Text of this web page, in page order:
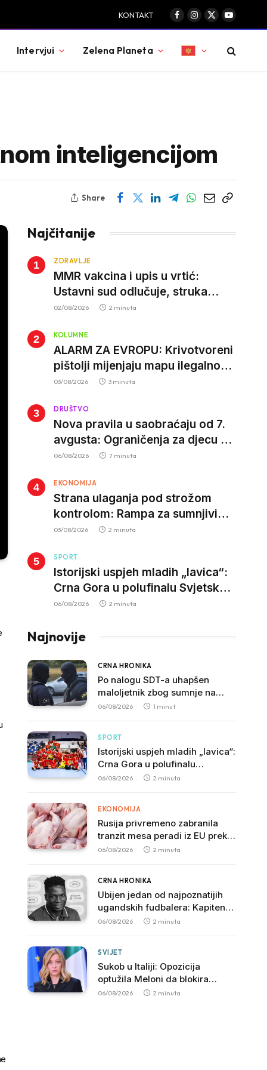
KONTAKT
Facebook
Instagram
X
(Twitter)
YouTube
Intervjui Zelena Planeta
inteligencijom
Share
Najčitanije
ZDRAVLJE
MMR vakcina i upis u vrtić:
Ustavni sud odlučuje, struka
poziva roditelje da vjeruju nauci
02/08/2026 2 minuta
KOLUMNE
ALARM ZA EVROPU: Krivotvoreni
pištolji mijenjaju mapu ilegalnog
tržišta, istrage ukazuju na
03/08/2026 3 minuta
DRUŠTVO
Nova pravila u saobraćaju od 7.
avgusta: Ograničenja za djecu na
trotinetima i mlade vozače, veće
djece
06/08/2026 7 minuta
EKONOMIJA
Strana ulaganja pod strožom
kontrolom: Rampa za sumnjivi
kapital
03/08/2026 2 minuta
SPORT
Istorijski uspjeh mladih „lavica“:
Crna Gora u polufinalu Svjetskog
prvenstva nakon pobjede nad
06/08/2026 2 minuta
Najnovije
CRNA HRONIKA
Po nalogu SDT-a uhapšen
maloljetnik zbog sumnje na
vrbovanje i obučavanje za
06/08/2026 1 minut
SPORT
Istorijski uspjeh mladih „lavica“:
Crna Gora u polufinalu
Svjetskog prvenstva nakon
06/08/2026 2 minuta
EKONOMIJA
Rusija privremeno zabranila
tranzit mesa peradi iz EU preko
svoje teritorije
06/08/2026 2 minuta
CRNA HRONIKA
Ubijen jedan od najpoznatijih
ugandskih fudbalera: Kapiten
SC Ville preminuo nakon
06/08/2026 2 minuta
SVIJET
Sukob u Italiji: Opozicija
optužila Meloni da blokira
istragu povezanu sa mafijom
06/08/2026 2 minuta